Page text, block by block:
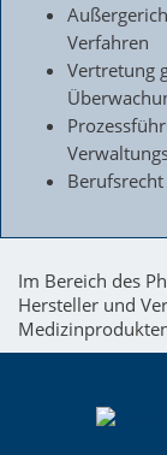
Verfahren
Vertretung
Im Bereich des
Hersteller und